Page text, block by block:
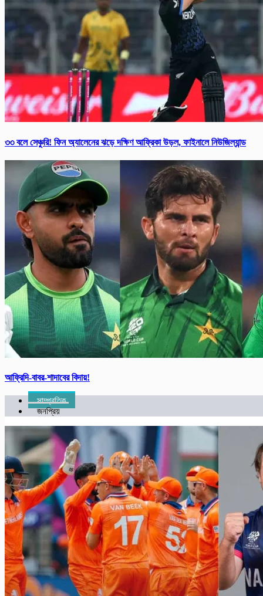
৩৩ বলে সেঞ্চুরি! ফিন অ্যালেনের ঝড়ে দক্ষিণ আফ্রিকা উড়ল, ফাইনালে নিউজিল্যান্ড
আফ্রিদি-বাবর-শাদাবের বিদায়!
সাম্প্রতিক
জনপ্রিয়